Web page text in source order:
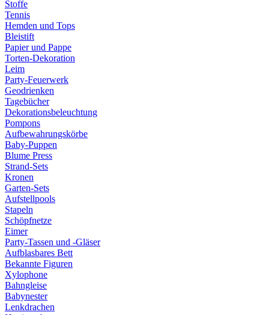
Stoffe
Tennis
Hemden und Tops
Bleistift
Papier und Pappe
Torten-Dekoration
Leim
Party-Feuerwerk
Geodrienken
Tagebücher
Dekorationsbeleuchtung
Pompons
Aufbewahrungskörbe
Baby-Puppen
Blume Press
Strand-Sets
Kronen
Garten-Sets
Aufstellpools
Stapeln
Schöpfnetze
Eimer
Party-Tassen und -Gläser
Aufblasbares Bett
Bekannte Figuren
Xylophone
Bahngleise
Babynester
Lenkdrachen